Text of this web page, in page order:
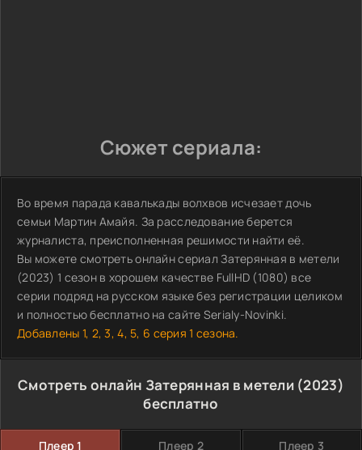
Сюжет сериала:
Во время парада кавалькады волхвов исчезает дочь
семьи Мартин Амайя. За расследование берется
журналиста, преисполненная решимости найти её.
Вы можете смотреть онлайн сериал Затерянная в метели
(2023) 1 сезон в хорошем качестве FullHD (1080) все
серии подряд на русском языке без регистрации целиком
и полностью бесплатно на сайте Serialy-Novinki.
Добавлены 1, 2, 3, 4, 5, 6 серия 1 сезона.
Смотреть онлайн Затерянная в метели (2023)
бесплатно
Плеер 1 Плеер 2 Плеер 3